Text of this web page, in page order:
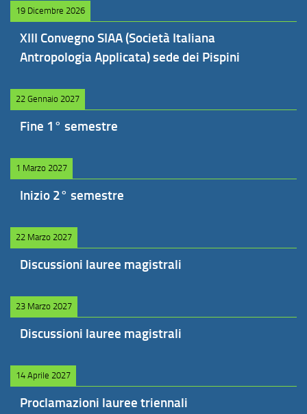
19 Dicembre 2026
XIII Convegno SIAA (Società Italiana
Antropologia Applicata) sede dei Pispini
22 Gennaio 2027
Fine 1° semestre
1 Marzo 2027
Inizio 2° semestre
22 Marzo 2027
Discussioni lauree magistrali
23 Marzo 2027
Discussioni lauree magistrali
14 Aprile 2027
Proclamazioni lauree triennali